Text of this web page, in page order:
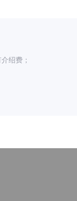
绍费；